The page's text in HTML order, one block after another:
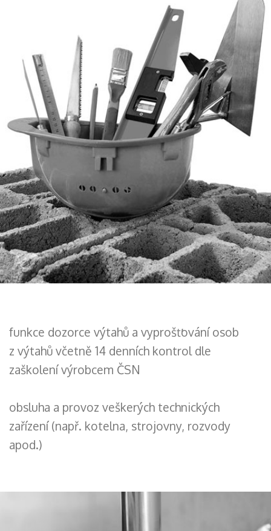
funkce dozorce výtahů a vyprošťování osob
z výtahů včetně 14 denních kontrol dle
zaškolení výrobcem ČSN
obsluha a provoz veškerých technických
zařízení (např. kotelna, strojovny, rozvody
apod.)